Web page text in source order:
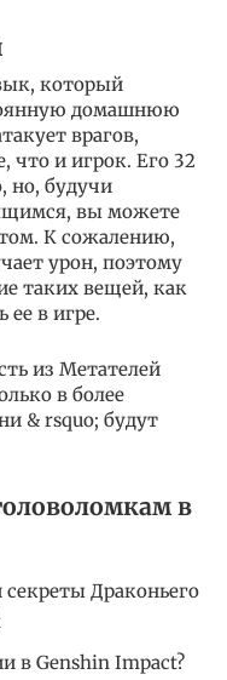
который
домашнюю
врагов,
что и игрок. Его 32
но, будучи
вы можете
К сожалению,
урон, поэтому
таких вещей, как
в игре.
из Метателей
в более
& rsquo; будут
в
Драконьего
в Genshin Impact?